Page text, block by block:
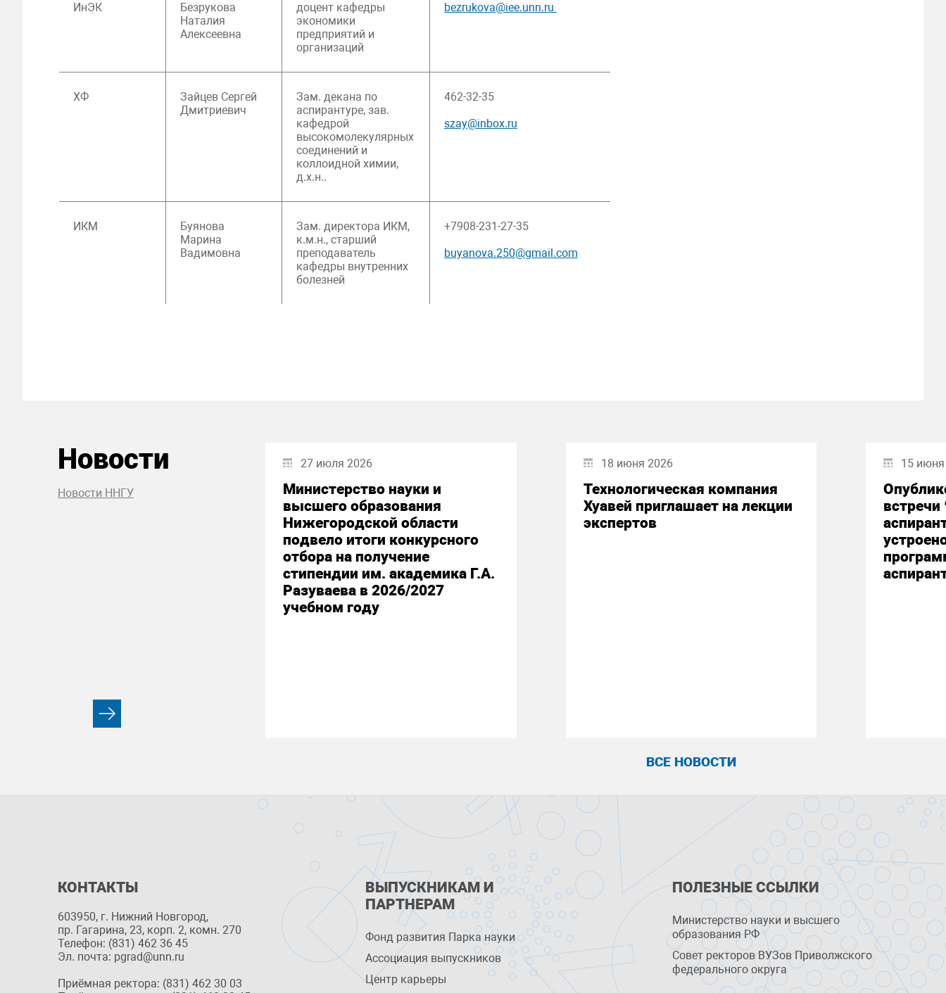
ИнЭК
Безрукова
Наталия
Алексеевна
доцент кафедры
экономики
предприятий и
организаций
bezrukova@iee.unn.ru
ХФ
Зайцев Сергей
Дмитриевич
Зам. декана по
аспирантуре, зав.
кафедрой
высокомолекулярных
соединений и
коллоидной химии,
д.х.н..
462-32-35
szay@inbox.ru
ИКМ
Буянова
Марина
Вадимовна
Зам. директора ИКМ,
к.м.н., старший
преподаватель
кафедры внутренних
болезней
+7908-231-27-35
buyanova.250@gmail.com
Новости
Новости ННГУ
27 июля 2026
Министерство науки и
высшего образования
Нижегородской области
подвело итоги конкурсного
отбора на получение
стипендии им. академика Г.А.
Разуваева в 2026/2027
учебном году
18 июня 2026
Технологическая компания
Хуавей приглашает на лекции
экспертов
15
ВСЕ НОВОСТИ
КОНТАКТЫ
603950, г. Нижний Новгород,
пр. Гагарина, 23, корп. 2, комн. 270
Телефон: (831) 462 36 45
Эл. почта: pgrad@unn.ru
Приёмная ректора: (831) 462 30 03
ВЫПУСКНИКАМ И
ПАРТНЕРАМ
Фонд развития Парка науки
Ассоциация выпускников
Центр карьеры
ПОЛЕЗНЫЕ ССЫЛКИ
Министерство науки и высшего
образования РФ
Совет ректоров ВУЗов Приволжского
федерального округа